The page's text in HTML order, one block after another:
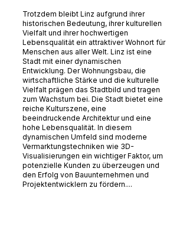
Trotzdem bleibt Linz aufgrund ihrer
historischen Bedeutung, ihrer kulturellen
Vielfalt und ihrer hochwertigen
Lebensqualität ein attraktiver Wohnort für
Menschen aus aller Welt. Linz ist eine
Stadt mit einer dynamischen
Entwicklung. Der Wohnungsbau, die
wirtschaftliche Stärke und die kulturelle
Vielfalt prägen das Stadtbild und tragen
zum Wachstum bei. Die Stadt bietet eine
reiche Kulturszene, eine
beeindruckende Architektur und eine
hohe Lebensqualität. In diesem
dynamischen Umfeld sind moderne
Vermarktungstechniken wie 3D-
Visualisierungen ein wichtiger Faktor, um
potenzielle Kunden zu überzeugen und
den Erfolg von Bauunternehmen und
Projektentwicklern zu fördern....